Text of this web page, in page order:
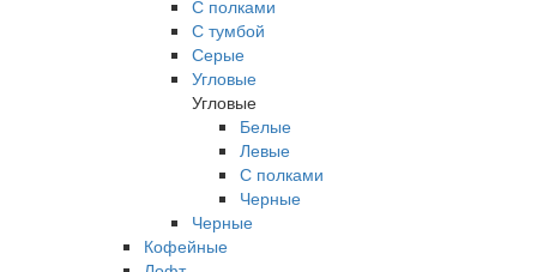
С полками
С тумбой
Серые
Угловые
Угловые
Белые
Левые
С полками
Черные
Черные
Кофейные